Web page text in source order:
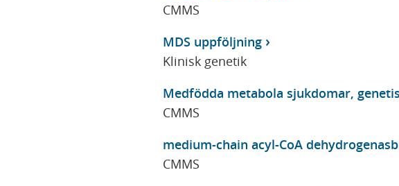
CMMS
MDS uppföljning
Klinisk genetik
Medfödda metabola sjukdomar,
CMMS
medium-chain acyl-CoA
CMMS